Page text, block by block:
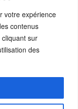
votre expérience
contenus
sur
des